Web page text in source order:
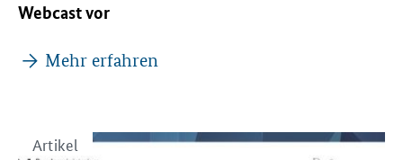
Webcast vor
Mehr erfahren
Artikel